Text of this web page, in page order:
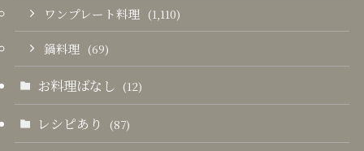
ワンプレート料理 (1,110)
鍋料理 (69)
お料理ばなし (12)
レシピあり (87)